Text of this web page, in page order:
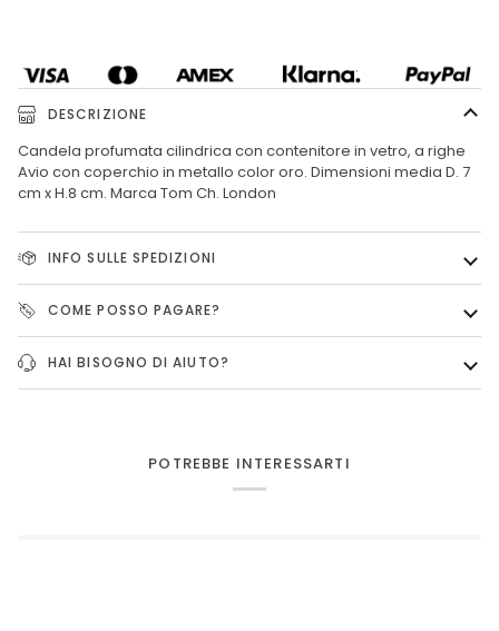
DESCRIZIONE
Candela profumata cilindrica con contenitore in vetro, a righe
Avio con coperchio in metallo color oro. Dimensioni media D. 7
cm x H.8 cm. Marca Tom Ch. London
INFO SULLE SPEDIZIONI
COME POSSO PAGARE?
HAI BISOGNO DI AIUTO?
POTREBBE INTERESSARTI